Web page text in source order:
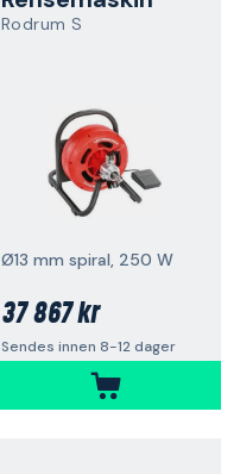
Rodrum S
Ø13 mm spiral, 250 W
37 867 kr
Sendes innen 8-12 dager